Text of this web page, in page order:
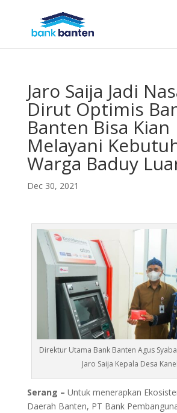
Jaro Saija Jadi
Dirut Optimis
Banten Bisa Kian
Melayani
Warga Baduy
Dec 30, 2021
Direktur Utama Bank Banten Agus
Jaro Saija Kepala Desa
Serang – Untuk menerapkan
Daerah Banten, PT Bank